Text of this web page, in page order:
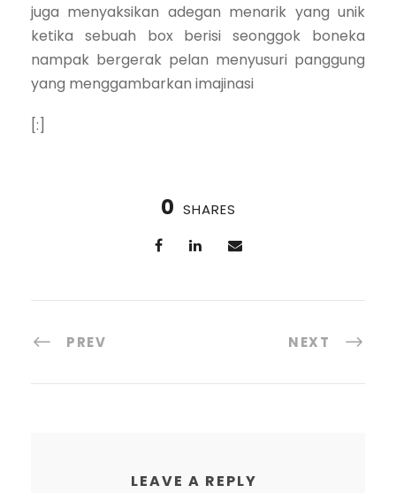
juga menyaksikan adegan menarik yang unik
ketika sebuah box berisi seonggok boneka
nampak bergerak pelan menyusuri panggung
yang menggambarkan imajinasi
[:]
0 SHARES
PREV NEXT
LEAVE A REPLY